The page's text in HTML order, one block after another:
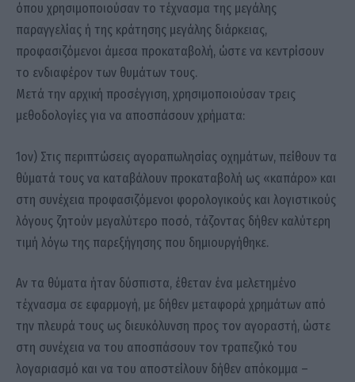
όπου χρησιμοποιούσαν το τέχνασμα της μεγάλης
παραγγελίας ή της κράτησης μεγάλης διάρκειας,
προφασιζόμενοι άμεσα προκαταβολή, ώστε να κεντρίσουν
το ενδιαφέρον των θυμάτων τους.
Μετά την αρχική προσέγγιση, χρησιμοποιούσαν τρεις
μεθοδολογίες για να αποσπάσουν χρήματα:
1ον) Στις περιπτώσεις αγοραπωλησίας οχημάτων, πείθουν τα
θύματά τους να καταβάλουν προκαταβολή ως «καπάρο» και
στη συνέχεια προφασιζόμενοι φορολογικούς και λογιστικούς
λόγους ζητούν μεγαλύτερο ποσό, τάζοντας δήθεν καλύτερη
τιμή λόγω της παρεξήγησης που δημιουργήθηκε.
Αν τα θύματα ήταν δύσπιστα, έθεταν ένα μελετημένο
τέχνασμα σε εφαρμογή, με δήθεν μεταφορά χρημάτων από
την πλευρά τους ως διευκόλυνση προς τον αγοραστή, ώστε
στη συνέχεια να του αποσπάσουν τον τραπεζικό του
λογαριασμό και να του αποστείλουν δήθεν απόκομμα –